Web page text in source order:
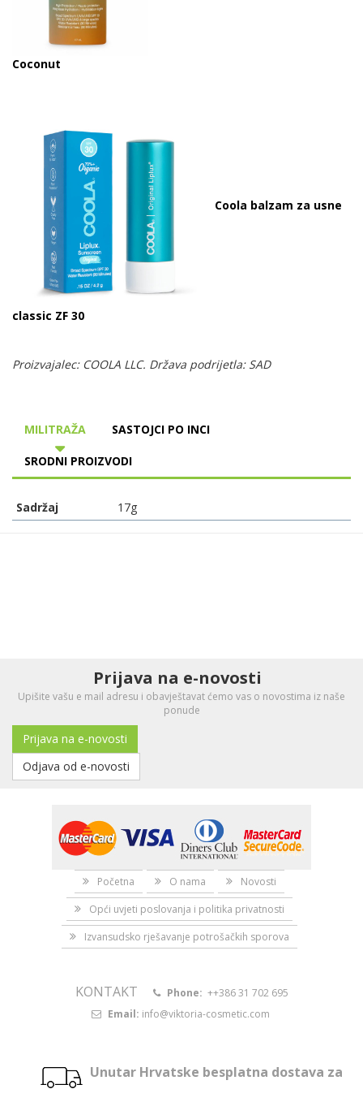
Coconut
Coola balzam za usne
classic ZF 30
Proizvajalec: COOLA LLC. Država podrijetla: SAD
MILITRAŽA SASTOJCI PO INCI
SRODNI PROIZVODI
Sadržaj 17g
Prijava na e-novosti
Upišite vašu e mail adresu i obavještavat ćemo vas o novostima iz naše
ponude
Prijava na e-novosti
Odjava od e-novosti
Početna O nama
Novosti
Opći uvjeti poslovanja i politika privatnosti
Izvansudsko rješavanje potrošačkih sporova
KONTAKT Phone: ++386 31 702 695
Email: info@viktoria-cosmetic.com
Unutar Hrvatske besplatna dostava za